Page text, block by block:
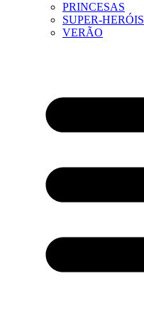
PRINCESAS
SUPER-HERÓIS
VERÃO